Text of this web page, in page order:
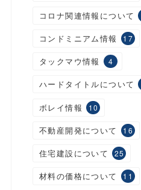
コロナ関連情報について
コンドミニアム情報 17
タックマウ情報 4
ハードタイトルについて
ボレイ情報 10
不動産開発について 16
住宅建設について 25
材料の価格について 11